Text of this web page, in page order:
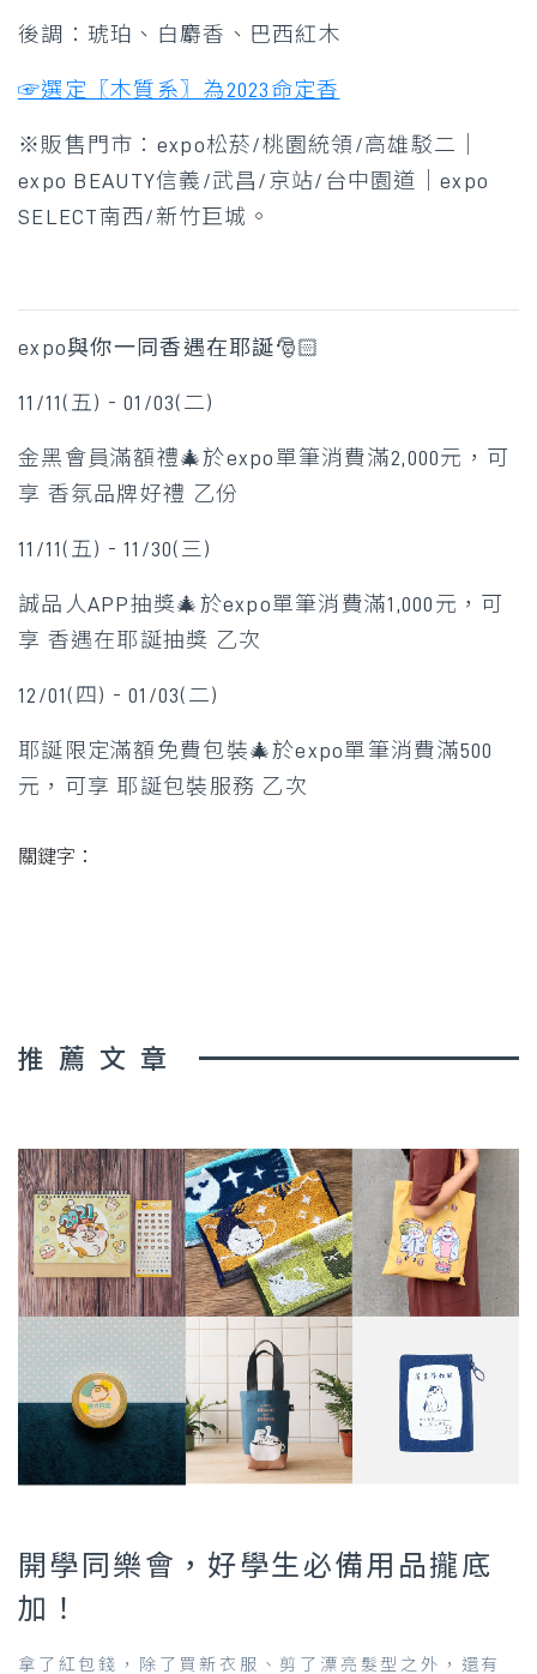
後調：琥珀、白麝香、巴西紅木
☞選定〖木質系〗為2023命定香
※販售門市：expo松菸/桃園統領/高雄駁二｜
expo BEAUTY信義/武昌/京站/台中園道｜expo
SELECT南西/新竹巨城。
expo與你一同香遇在耶誕🎅🏻
11/11(五) - 01/03(二)
金黑會員滿額禮🎄於expo單筆消費滿2,000元，可
享 香氛品牌好禮 乙份
11/11(五) - 11/30(三)
誠品人APP抽獎🎄於expo單筆消費滿1,000元，可
享 香遇在耶誕抽獎 乙次
12/01(四) - 01/03(二)
耶誕限定滿額免費包裝🎄於expo單筆消費滿500
元，可享 耶誕包裝服務 乙次
關鍵字：
推薦文章
開學同樂會，好學生必備用品攏底
加！
拿了紅包錢，除了買新衣服、剪了漂亮髮型之外，還有